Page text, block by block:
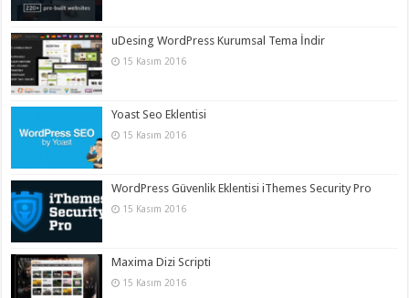
uDesing WordPress Kurumsal Tema İndir
15 Kasım 2016
Yoast Seo Eklentisi
15 Kasım 2016
WordPress Güvenlik Eklentisi iThemes Security Pro
15 Kasım 2016
Maxima Dizi Scripti
15 Kasım 2016